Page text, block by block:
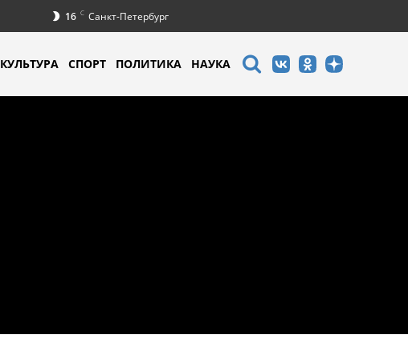
16 C Санкт-Петербург
КУЛЬТУРА СПОРТ ПОЛИТИКА НАУКА